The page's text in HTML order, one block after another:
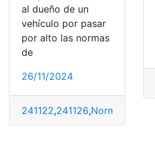
al dueño de un
vehículo por pasar
por alto las normas
de
26/11/2024
241122,241126,Normas